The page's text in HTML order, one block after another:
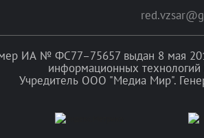
ИА № ФС77–75657 выдан 8 мая
информационных
Учредитель ООО "Медиа Мир".